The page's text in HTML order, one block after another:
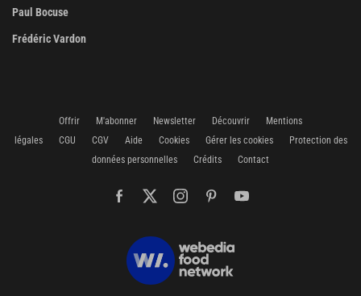
Paul Bocuse
Frédéric Vardon
Offrir M'abonner Newsletter Découvrir
Mentions
légales
CGU CGV Aide Cookies Gérer les cookies
Protection des
données personnelles
Crédits Contact